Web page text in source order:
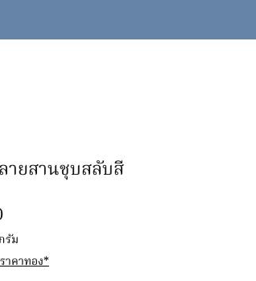
ายสานชุบสลับสี
ราคา
รัม
าคาทอง*